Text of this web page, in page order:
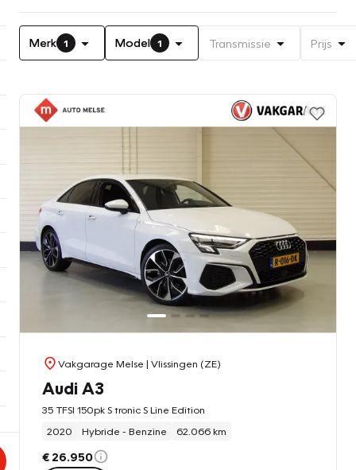
Merk 1 Model 1 Transmissie Prijs
Vakgarage Melse | Vlissingen (ZE)
Audi A3
35 TFSI 150pk S tronic S Line Edition
2020
Hybride - Benzine 62.066 km
€ 26.950